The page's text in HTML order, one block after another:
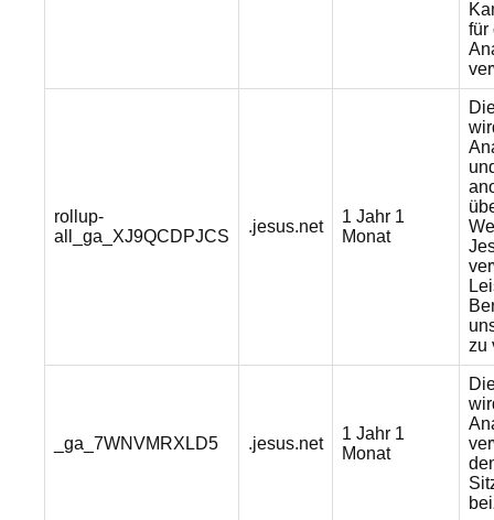
für
rollup-
all_ga_XJ9QCDPJCS
.jesus.net
1 Jahr 1
Monat
zu
_ga_7WNVMRXLD5 .jesus.net
1 Jahr 1
Monat